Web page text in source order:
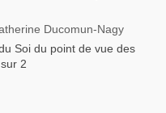
Ducomun-Nagy
Soi du point de vue des
2